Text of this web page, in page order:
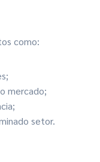
como:
mercado;
setor.